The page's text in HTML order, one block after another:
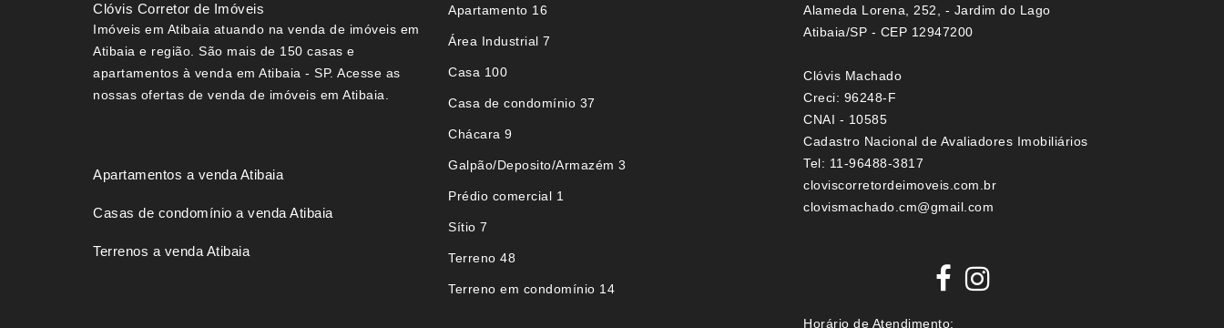
Clóvis Corretor de Imóveis
Imóveis em Atibaia atuando na venda de imóveis em
Atibaia e região. São mais de 150 casas e
apartamentos à venda em Atibaia - SP. Acesse as
nossas ofertas de venda de imóveis em Atibaia.
Apartamentos a venda Atibaia
Casas de condomínio a venda Atibaia
Terrenos a venda Atibaia
Apartamento 16
Área Industrial 7
Casa 100
Casa de condomínio 37
Chácara 9
Galpão/Deposito/Armazém 3
Prédio comercial 1
Sítio 7
Terreno 48
Terreno em condomínio 14
Alameda Lorena, 252, - Jardim do Lago
Atibaia/SP - CEP 12947200
Clóvis Machado
Creci: 96248-F
CNAI - 10585
Cadastro Nacional de Avaliadores Imobiliários
Tel: 11-96488-3817
cloviscorretordeimoveis.com.br
clovismachado.cm@gmail.com
Horário de Atendimento: